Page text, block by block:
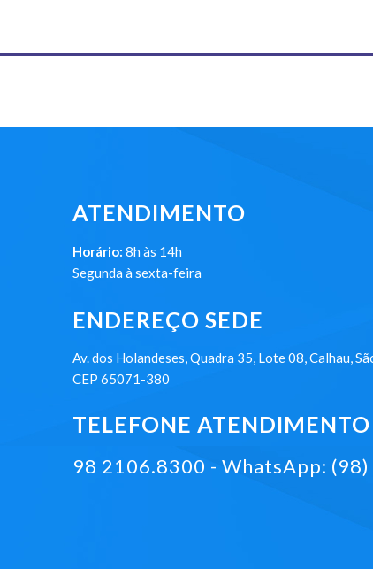
ATENDIMENTO
Horário: 8h às 14h
Segunda à sexta-feira
ENDEREÇO SEDE
Av. dos Holandeses, Quadra 35, Lote 08, Calhau,
CEP 65071-380
TELEFONE
98 2106.8300 - WhatsApp: